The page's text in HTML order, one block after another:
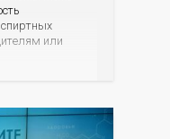
спиртных
или